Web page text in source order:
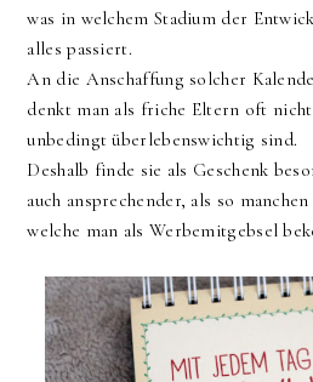
was in welchem Stadium der
alles passiert.
An die Anschaffung solcher
denkt man als friche Eltern oft
unbedingt überlebenswichtig sind.
Deshalb finde sie als Geschenk
auch ansprechender, als so
welche man als Werbemitgebsel